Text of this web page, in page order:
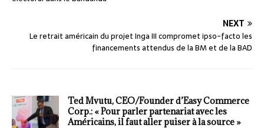
NEXT
Le retrait américain du projet Inga III compromet ipso-facto les
financements attendus de la BM et de la BAD
Ted Mvutu, CEO/Founder d’Easy Commerce
Corp.: « Pour parler partenariat avec les
Américains, il faut aller puiser à la source »